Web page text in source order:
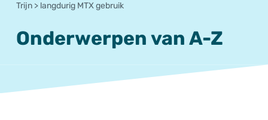
Trijn > langdurig MTX gebruik
Onderwerpen van A-Z